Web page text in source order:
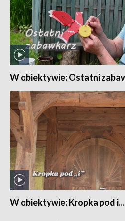
W obiektywie: Ostatni
W obiektywie: Kropka pod i...